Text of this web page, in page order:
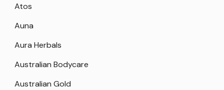
Atos
Auna
Aura Herbals
Australian Bodycare
Australian Gold